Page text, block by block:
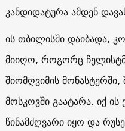
კანდიდატურა ამდენ
ის თბილისში დაიბადა,
მიიღო, როგორც
შიომღვიმის
მოსკოვში გაატარა. იქ
წინამძღვარი იყო და